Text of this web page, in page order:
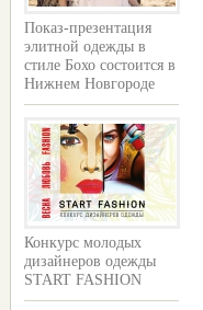
Показ-презентация
элитной одежды в
стиле Бохо состоится в
Нижнем Новгороде
Конкурс молодых
дизайнеров одежды
START FASHION